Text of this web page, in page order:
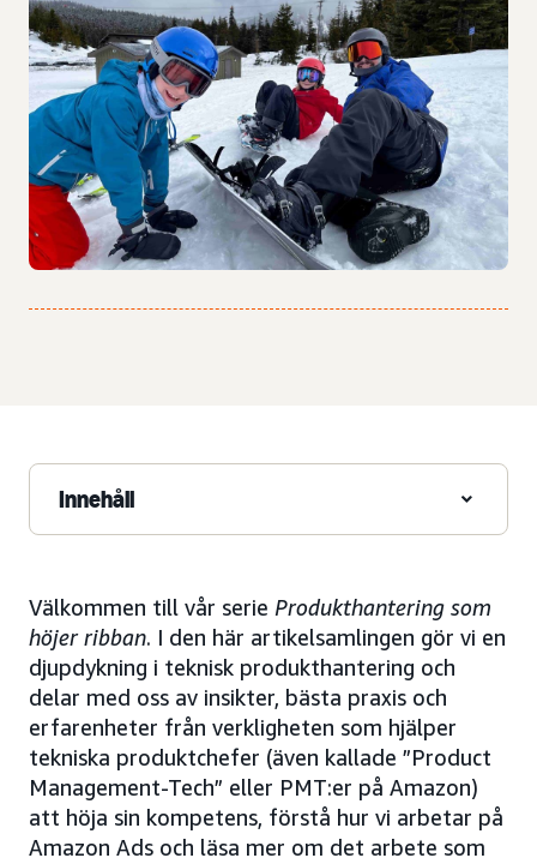
Innehåll
Välkommen till vår serie Produkthantering som
höjer ribban. I den här artikelsamlingen gör vi en
djupdykning i teknisk produkthantering och
delar med oss av insikter, bästa praxis och
erfarenheter från verkligheten som hjälper
tekniska produktchefer (även kallade ”Product
Management-Tech” eller PMT:er på Amazon)
att höja sin kompetens, förstå hur vi arbetar på
Amazon Ads och läsa mer om det arbete som